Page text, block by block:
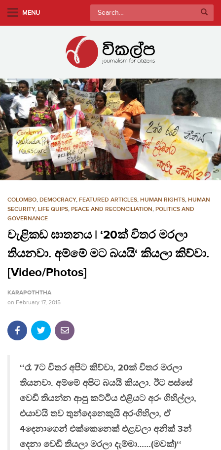
m
a
i
n
c
o
n
e
MENU
Search
for:
COLOMBO, DEMOCRACY, FEATURED ARTICLES, HUMAN RIGHTS, HUMAN
SECURITY, LIFE QUIPS, PEACE AND RECONCILIATION, POLITICS AND
GOVERNANCE
වැළිකඩ ඝාතනය | ‘20ක් විතර මරලා
තියනවා. අම්මේ මට බයයි‘ කියලා කිව්වා.
[Video/Photos]
KARAPOTHTHA
on February 17, 2015
‘‘රෑ 7ට විතර අපිට කිව්වා, 20ක් විතර මරලා
තියනවා. අම්මේ අපිට බයයි කියලා. ඊට පස්සේ
වෙඩි තියන්න ආපු කට්ටිය එළියට අරං ගිහිල්ලා,
එයාවයි තව තුන්දෙනෙකුයි අරංගිහිලා, ඒ
4දෙනාගෙන් එක්කෙනෙක් එළවලා අනික් 3න්
දෙනා වෙඩි තියලා මරලා දැම්මා……(මවක්)‘‘